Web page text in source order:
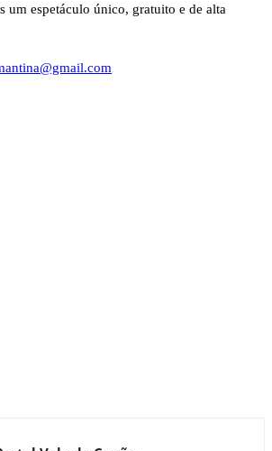
um espetáculo único, gratuito e de alta